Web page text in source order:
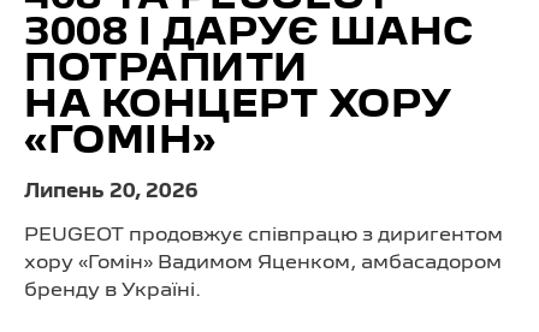
3008 І ДАРУЄ ШАНС
ПОТРАПИТИ
НА КОНЦЕРТ ХОРУ
«ГОМІН»
Липень 20, 2026
PEUGEOT продовжує співпрацю з диригентом
хору «Гомін» Вадимом Яценком, амбасадором
бренду в Україні.